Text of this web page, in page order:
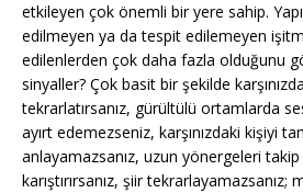
etkileyen çok önemli bir yere sahip.
edilmeyen ya da tespit edilemeyen
edilenlerden çok daha fazla olduğunu
sinyaller? Çok basit bir şekilde
tekrarlatırsanız, gürültülü ortamlarda
ayırt edemezseniz, karşınızdaki kişiyi
anlayamazsanız, uzun yönergeleri
karıştırırsanız, şiir